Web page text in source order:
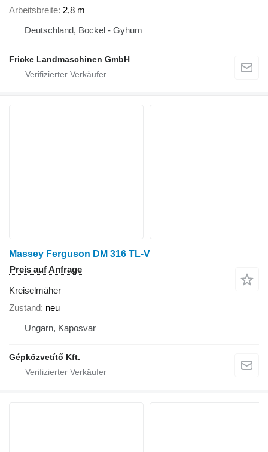
Arbeitsbreite 2,8 m
Deutschland, Bockel - Gyhum
Fricke Landmaschinen GmbH
Massey Ferguson DM 316 TL-V
Preis auf Anfrage
Kreiselmäher
Zustand neu
Ungarn, Kaposvar
Gépközvetítő Kft.